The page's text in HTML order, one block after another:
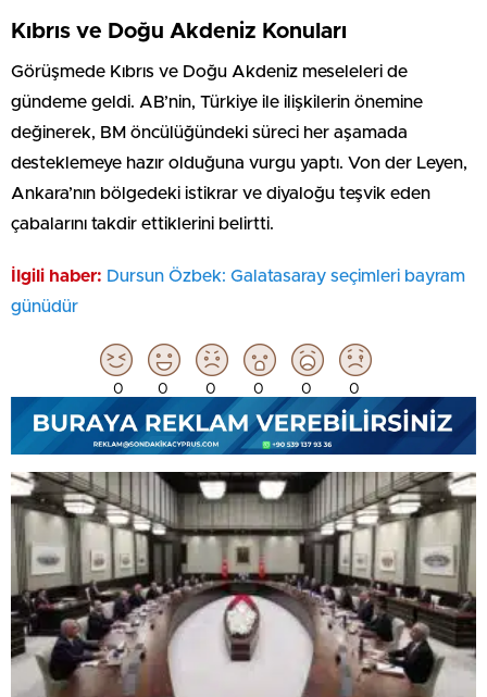
Kıbrıs ve Doğu Akdeniz Konuları
Görüşmede Kıbrıs ve Doğu Akdeniz meseleleri de
gündeme geldi. AB’nin, Türkiye ile ilişkilerin önemine
değinerek, BM öncülüğündeki süreci her aşamada
desteklemeye hazır olduğuna vurgu yaptı. Von der Leyen,
Ankara’nın bölgedeki istikrar ve diyaloğu teşvik eden
çabalarını takdir ettiklerini belirtti.
İlgili haber: Dursun Özbek: Galatasaray seçimleri bayram
günüdür
0 0 0 0 0 0